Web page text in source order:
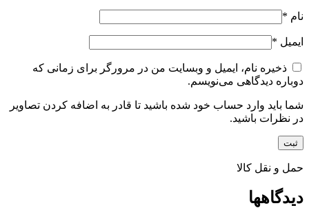
نام *
ایمیل *
ذخیره نام، ایمیل و وبسایت من در مرورگر برای زمانی که
دوباره دیدگاهی می‌نویسم.
شما باید وارد حساب خود شده باشید تا قادر به اضافه کردن تصاویر
در نظرات باشید.
حمل و نقل کالا
دیدگاهها